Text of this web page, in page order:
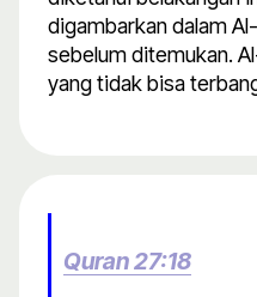
digambarkan dalam
sebelum ditemukan.
yang tidak bisa
Quran 27:18